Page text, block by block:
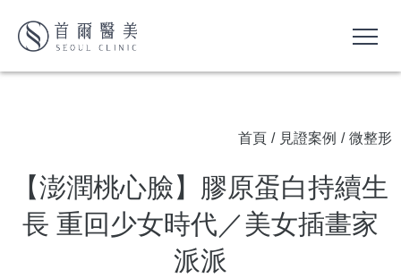
【澎潤桃心臉】膠原蛋白持續生
長 重回少女時代／美女插畫家
派派
首頁 / 見證案例 / 微整形